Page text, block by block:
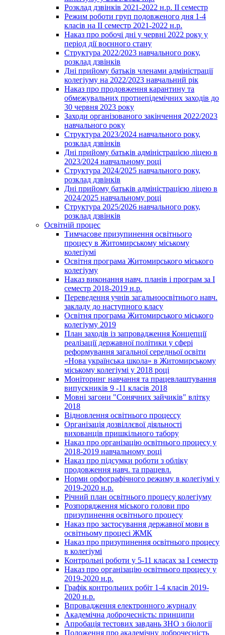
Розклад дзвінків 2021-2022 н.р. ІІ семестр
Режим роботи груп подовженого дня 1-4
класів на ІІ семестр 2021-2022 н.р.
Наказ про робочі дні у червні 2022 року у
період дії воєнного стану
Структура 2022/2023 навчального року,
розклад дзвінків
Дні прийому батьків членами адміністрації
колегіуму на 2022/2023 навчальний рік
Наказ про продовження карантину та
обмежувальних протиепідемічних заходів до
30 червня 2023 року
Заходи організованого закінчення 2022/2023
навчального року
Структура 2023/2024 навчального року,
розклад дзвінків
Дні прийому батьків адміністрацією ліцею в
2023/2024 навчальному році
Структура 2024/2025 навчального року,
розклад дзвінків
Дні прийому батьків адміністрацією ліцею в
2024/2025 навчальному році
Структура 2025/2026 навчального року,
розклад дзвінків
Освітній процес
Тимчасове призупинення освітнього
процесу в Житомирському міському
колегіумі
Освітня програма Житомирського міського
колегіуму
Наказ виконання навч. планів і програм за І
семестр 2018-2019 н.р.
Переведення учнів загальноосвітнього навч.
закладу до наступного класу
Освітня програма Житомирського міського
колегіуму 2019
План заходів із запровадження Концепції
реалізації державної політики у сфері
реформування загальної середньої освіти
«Нова українська школа» в Житомирському
міському колегіумі у 2018 році
Моніторинг навчання та працевлаштування
випускників 9 -11 класів 2018
Мовні загони "Сонячних зайчиків" влітку
2018
Відновлення освітнього процессу
Організація дозвіллєвої діяльності
вихованців пришкільного табору
Наказ про організацію освітнього процесу у
2018-2019 навчальному році
Наказ про підсумки роботи з обліку
продовження навч. та працевл.
Норми орфографічного режиму в колегіумі у
2019-2020 н.р.
Річний план освітнього процесу колегіуму
Розпорядження міського голови про
призупинення освітнього процесу
Наказ про застосування державної мови в
освітньому процесі ЖМК
Наказ про призупинення освітнього процесу
в колегіумі
Контрольні роботи у 5-11 класах за І семестр
Наказ про організацію освітнього процесу у
2019-2020 н.р.
Графік контрольних робіт 1-4 класів 2019-
2020 н.р.
Впровадження електронного журналу
Академічна доброчесність: принципи
Апробація тестових завдань ЗНО з біології
Положення про академічну доброчесність